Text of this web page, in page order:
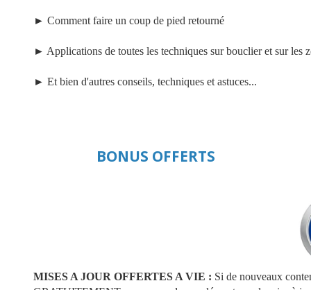
► Comment faire un coup de pied retourné
► Applications de toutes les techniques sur bouclier et sur les
► Et bien d'autres conseils, techniques et astuces...
BONUS OFFERTS
MISES A JOUR OFFERTES A VIE : Si de nouveaux